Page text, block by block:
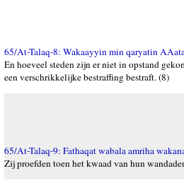
65/At-Talaq-8: Wakaayyin min qaryatin
En hoeveel steden zijn er niet in opstand
een verschrikkelijke bestraffing bestraft. (8)
65/At-Talaq-9: Fathaqat wabala amriha
Zij proefden toen het kwaad van hun